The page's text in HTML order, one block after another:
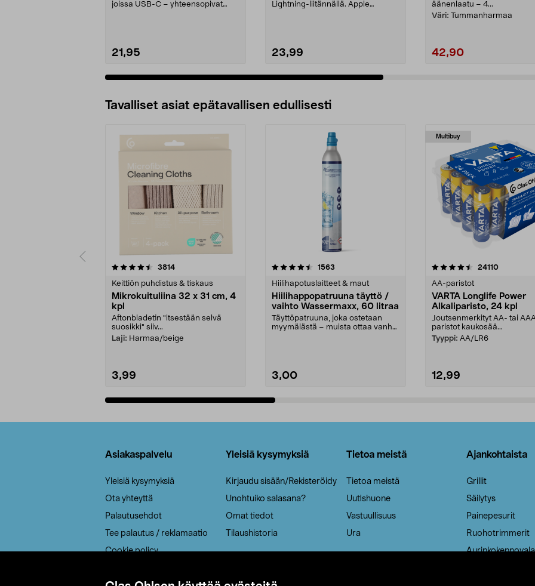
joissa USB-C – yhteensopivat
21,95
Lightning-liitännällä. Apple
23,99
äänenlaatu – 4...
Väri: Tummanharmaa
42,90
Tavalliset asiat epätavallisen edullisesti
3814arvostelut
Keittiön puhdistus & tiskaus
Mikrokuituliina 32 x 31 cm, 4
kpl
Aftonbladetin "itsestään selvä
suosikki" siiv...
Laji: Harmaa/beige
3,99
4.5viidestä
1563
Hiilihapotuslaitteet & maut
Hiilihappopatruuna täyttö /
vaihto Wassermaxx, 60 litraa
Täyttöpatruuna, joka ostetaan
myymälästä – muista ottaa vanha
3,00
Multibuy
4.5viidestä
24110arvostelut
AA-paristot
VARTA Longlife Power
Alkaliparisto, 24 kpl
Joutsenmerkityt AA- tai
paristot kaukosää...
Tyyppi: AA/LR6
12,99
4.5viidestä
Asiakaspalvelu
Yleisiä kysymyksiä
Ota yhteyttä
Palautusehdot
Tee palautus / reklamaatio
Cookie policy
Yleisiä kysymyksiä
Kirjaudu sisään/Rekisteröidy
Unohtuiko salasana?
Omat tiedot
Tilaushistoria
Tietoa meistä
Tietoa meistä
Uutishuone
Vastuullisuus
Ura
Ajankohtaista
Grillit
Säilytys
Painepesurit
Ruohotrimmerit